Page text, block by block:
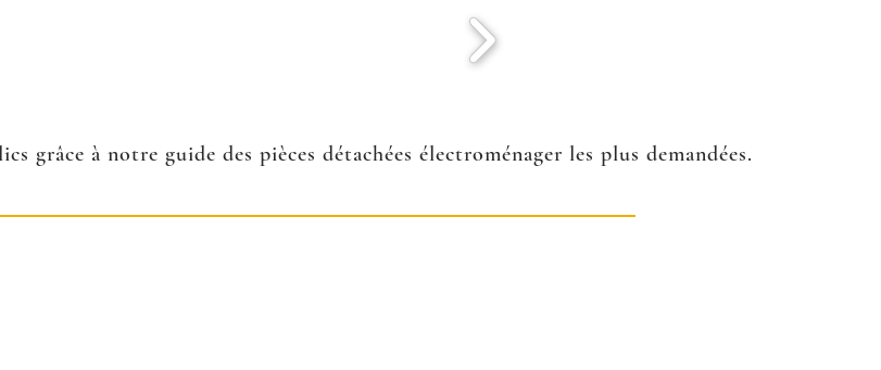
grâce à notre guide des pièces détachées électroménager les plus demandées.